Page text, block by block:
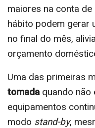
maiores na conta
hábito podem gerar
no final do mês,
orçamento
Uma das primeiras
tomadaquando não
equipamentos
modo stand-by,